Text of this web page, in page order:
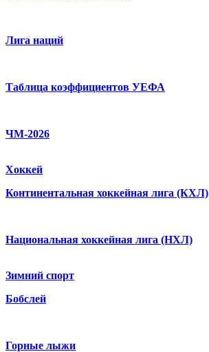
Лига наций
Таблица коэффициентов УЕФА
ЧМ-2026
Хоккей
Континентальная хоккейная лига (КХЛ)
Национальная хоккейная лига (НХЛ)
Зимний спорт
Бобслей
Горные лыжи